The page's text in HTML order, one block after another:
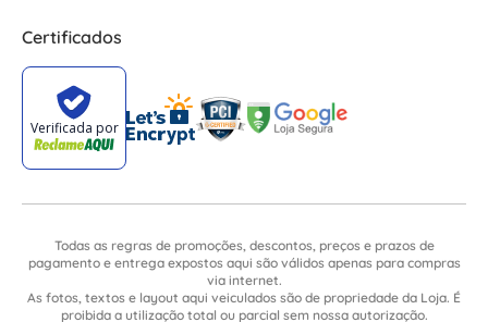
Certificados
Todas as regras de promoções, descontos, preços e prazos de
pagamento e entrega expostos aqui são válidos apenas para compras
via internet.
As fotos, textos e layout aqui veiculados são de propriedade da Loja. É
proibida a utilização total ou parcial sem nossa autorização.